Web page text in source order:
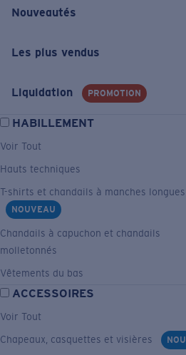
Nouveautés
Les plus vendus
Liquidation PROMOTION
HABILLEMENT
Voir Tout
Hauts techniques
T-shirts et chandails à manches longues
NOUVEAU
Chandails à capuchon et chandails
molletonnés
Vêtements du bas
ACCESSOIRES
Voir Tout
Chapeaux, casquettes et visières